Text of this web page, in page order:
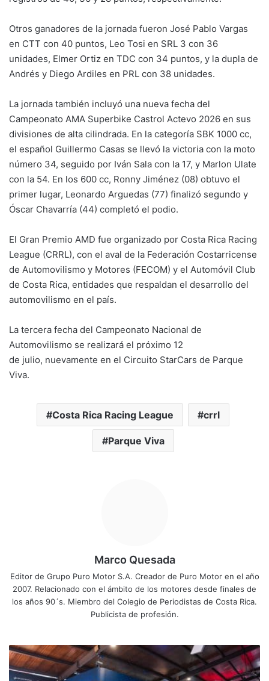
Otros ganadores de la jornada fueron José Pablo Vargas
en CTT con 40 puntos, Leo Tosi en SRL 3 con 36
unidades, Elmer Ortiz en TDC con 34 puntos, y la dupla de
Andrés y Diego Ardiles en PRL con 38 unidades.
La jornada también incluyó una nueva fecha del
Campeonato AMA Superbike Castrol Actevo 2026 en sus
divisiones de alta cilindrada. En la categoría SBK 1000 cc,
el español Guillermo Casas se llevó la victoria con la moto
número 34, seguido por Iván Sala con la 17, y Marlon Ulate
con la 54. En los 600 cc, Ronny Jiménez (08) obtuvo el
primer lugar, Leonardo Arguedas (77) finalizó segundo y
Óscar Chavarría (44) completó el podio.
El Gran Premio AMD fue organizado por Costa Rica Racing
League (CRRL), con el aval de la Federación Costarricense
de Automovilismo y Motores (FECOM) y el Automóvil Club
de Costa Rica, entidades que respaldan el desarrollo del
automovilismo en el país.
La tercera fecha del Campeonato Nacional de
Automovilismo se realizará el próximo 12
de julio, nuevamente en el Circuito StarCars de Parque
Viva.
Costa Rica Racing League crrl
Parque Viva
Marco Quesada
Editor de Grupo Puro Motor S.A. Creador de Puro Motor en el año
2007. Relacionado con el ámbito de los motores desde finales de
los años 90´s. Miembro del Colegio de Periodistas de Costa Rica.
Publicista de profesión.
Volkswagen
impulsa
su